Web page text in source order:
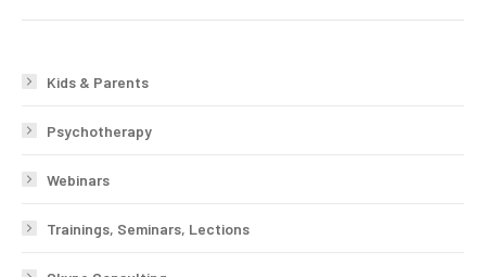
Kids & Parents
Psychotherapy
Webinars
Trainings, Seminars, Lections